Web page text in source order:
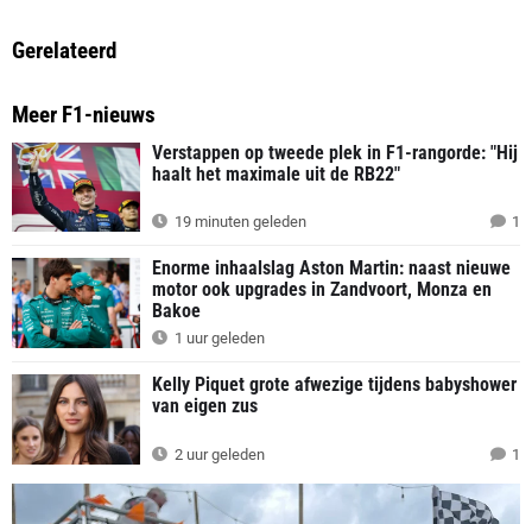
Gerelateerd
Meer F1-nieuws
Verstappen op tweede plek in F1-rangorde: "Hij
haalt het maximale uit de RB22"
19 minuten geleden 1
Enorme inhaalslag Aston Martin: naast nieuwe
motor ook upgrades in Zandvoort, Monza en
Bakoe
1 uur geleden
Kelly Piquet grote afwezige tijdens babyshower
van eigen zus
2 uur geleden 1